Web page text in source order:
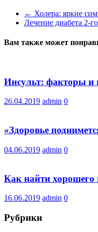
← Холера: яркие
Лечение диабета 2-
Вам также может
Инсульт: факторы и
26.04.2019 admin 0
«Здоровье
04.06.2019 admin 0
Как найти хорошего
16.06.2019 admin 0
Рубрики